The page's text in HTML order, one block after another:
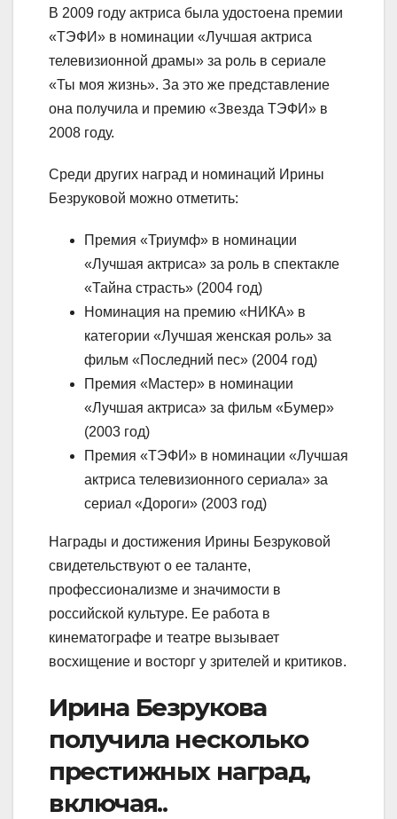
В 2009 году актриса была удостоена премии
«ТЭФИ» в номинации «Лучшая актриса
телевизионной драмы» за роль в сериале
«Ты моя жизнь». За это же представление
она получила и премию «Звезда ТЭФИ» в
2008 году.
Среди других наград и номинаций Ирины
Безруковой можно отметить:
Премия «Триумф» в номинации
«Лучшая актриса» за роль в спектакле
«Тайна страсть» (2004 год)
Номинация на премию «НИКА» в
категории «Лучшая женская роль» за
фильм «Последний пес» (2004 год)
Премия «Мастер» в номинации
«Лучшая актриса» за фильм «Бумер»
(2003 год)
Премия «ТЭФИ» в номинации «Лучшая
актриса телевизионного сериала» за
сериал «Дороги» (2003 год)
Награды и достижения Ирины Безруковой
свидетельствуют о ее таланте,
профессионализме и значимости в
российской культуре. Ее работа в
кинематографе и театре вызывает
восхищение и восторг у зрителей и критиков.
Ирина Безрукова
получила несколько
престижных наград,
включая..